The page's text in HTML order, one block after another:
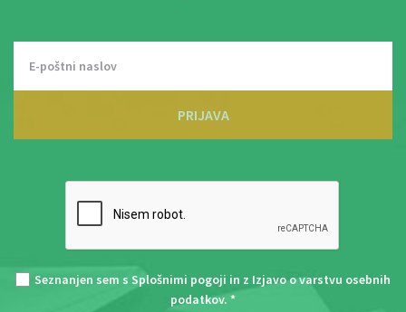
PRIJAVA
Seznanjen sem s Splošnimi pogoji in z Izjavo o varstvu osebnih
podatkov. *